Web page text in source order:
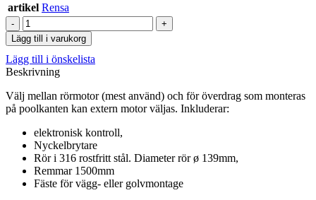
132.401,40 kr
artikel Rensa
Aquadeck
motor
mängd
Lägg till i varukorg
Lägg till i önskelista
Beskrivning
Välj mellan rörmotor (mest använd) och för överdrag som monteras
på poolkanten kan extern motor väljas. Inkluderar:
elektronisk kontroll,
Nyckelbrytare
Rör i 316 rostfritt stål. Diameter rör ø 139mm,
Remmar 1500mm
Fäste för vägg- eller golvmontage